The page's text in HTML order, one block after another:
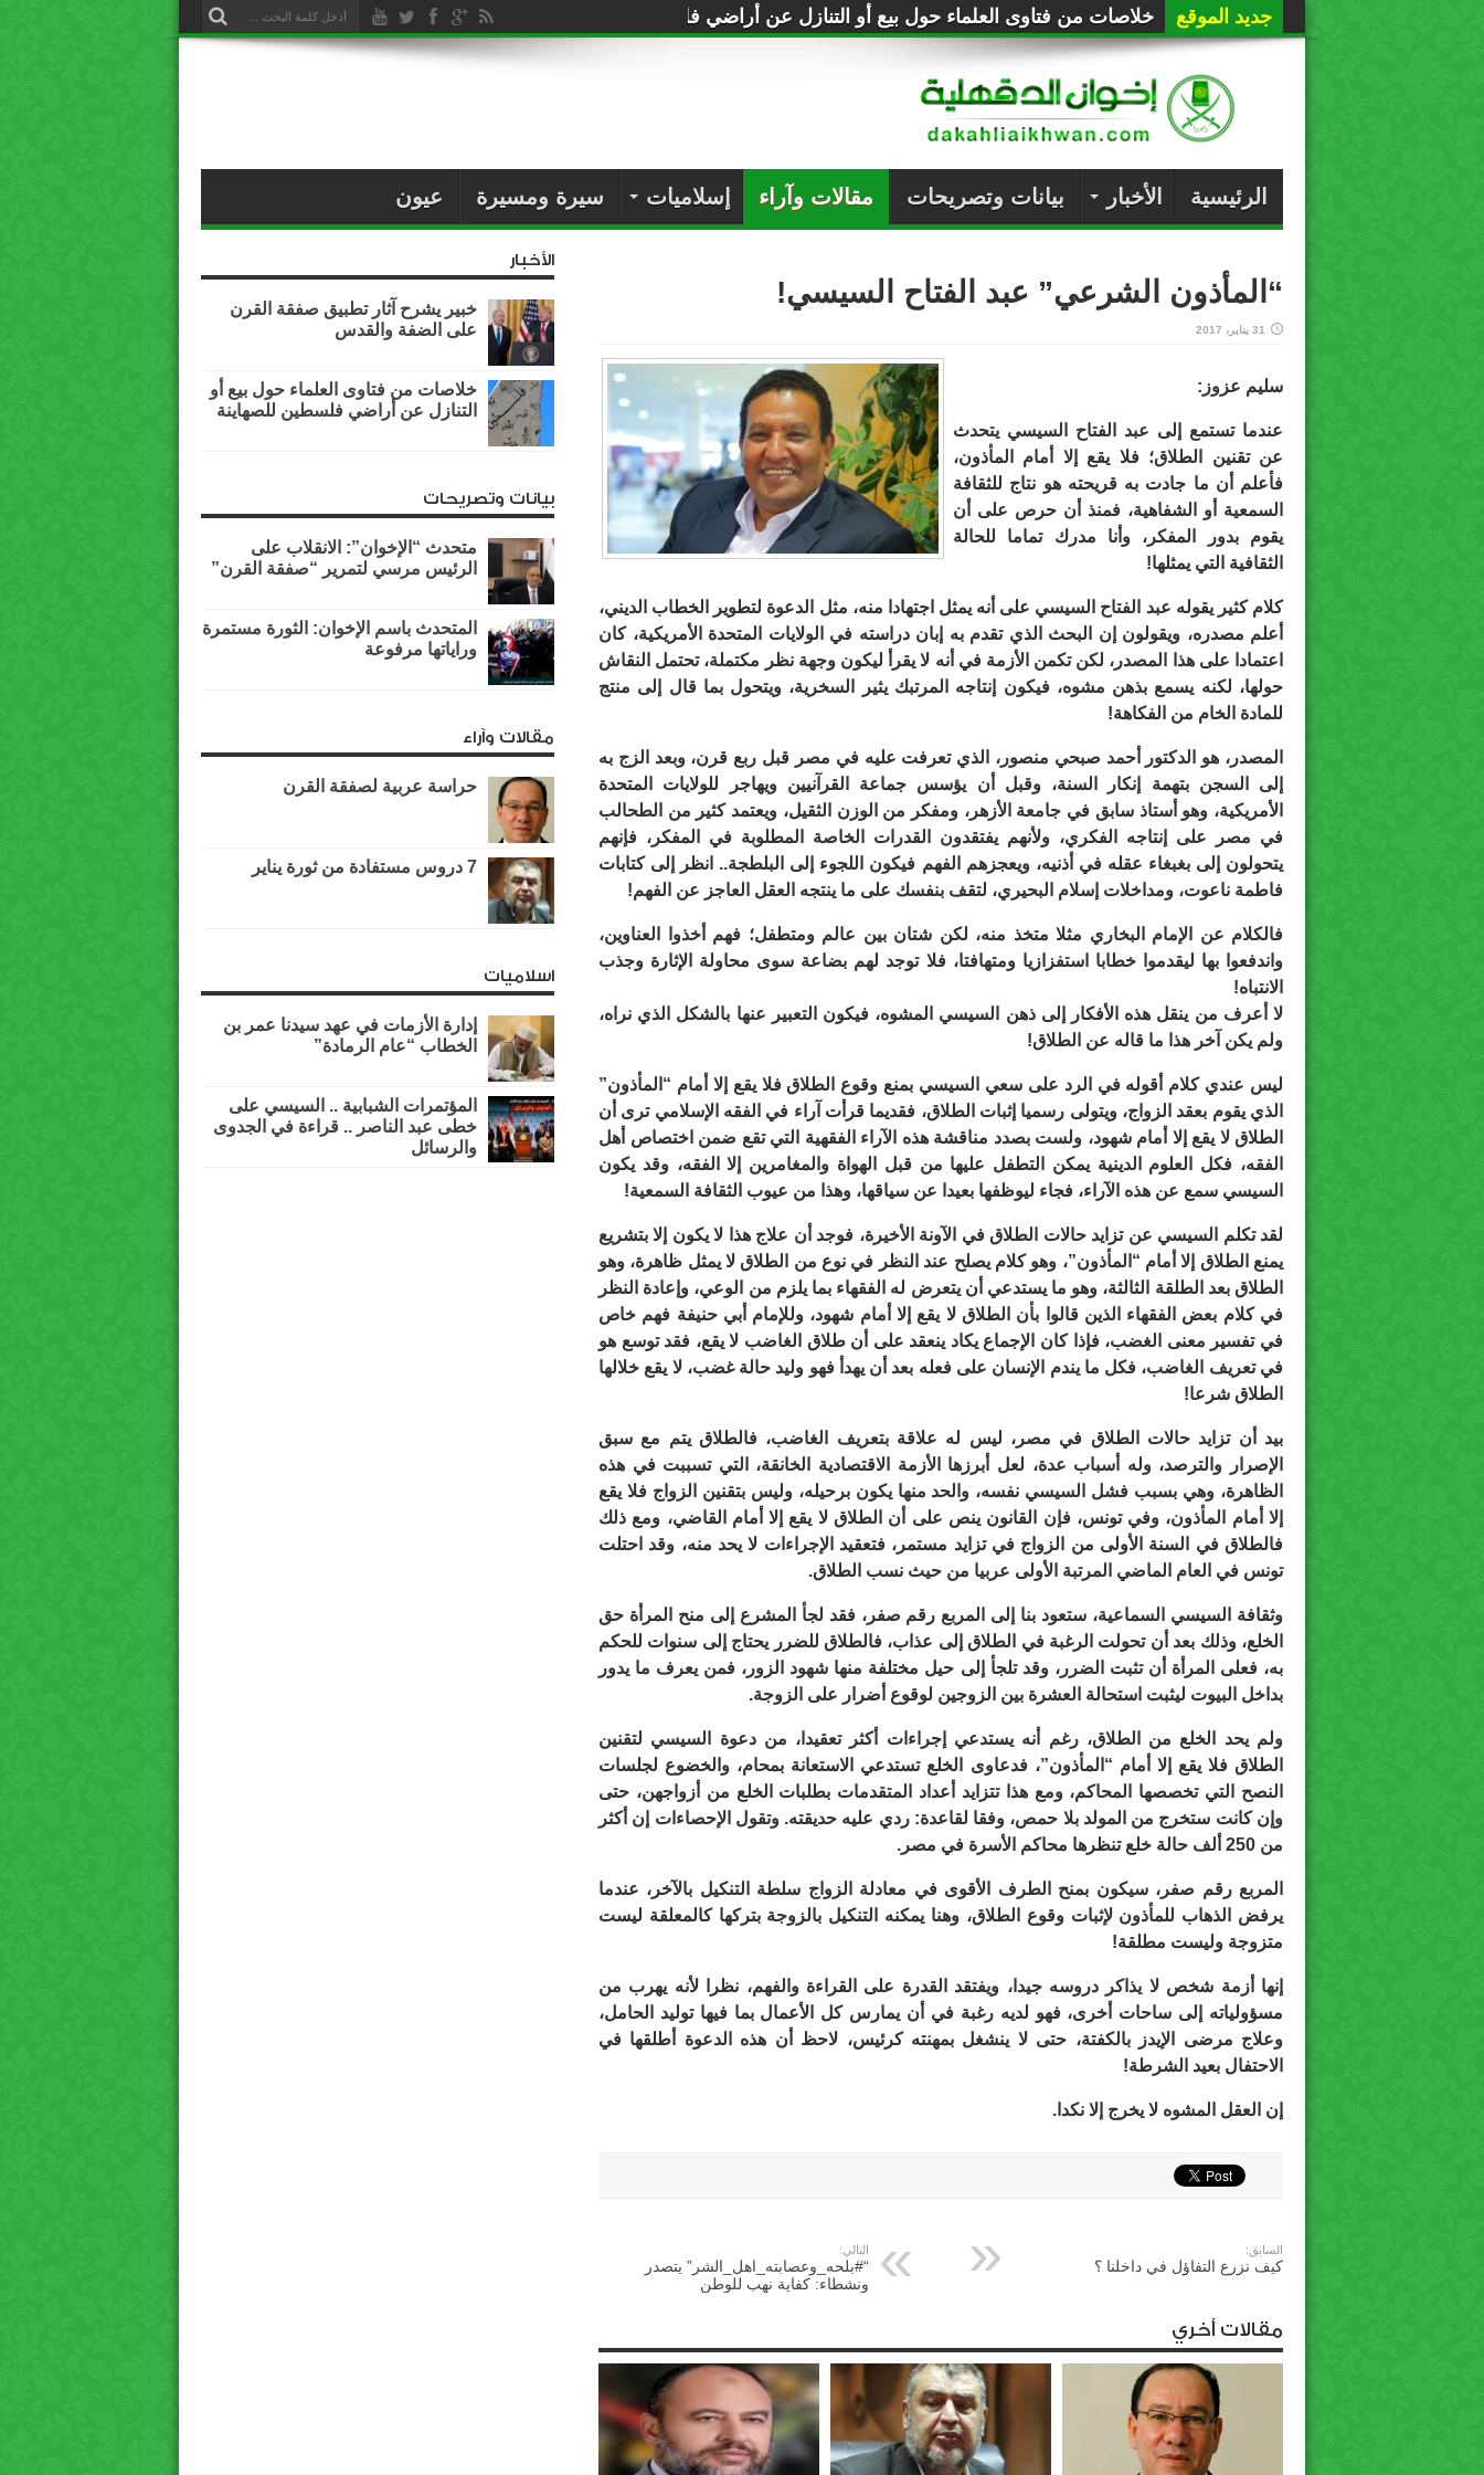
جديد الموقع خلاصات من فتاوى العلماء حول بيع أو التنازل عن أراضي فلسطين للصهاينة
الرئيسية الأخبار بيانات وتصريحات مقالات وآراء إسلاميات سيرة ومسيرة عيون
“المأذون الشرعي” عبد الفتاح السيسي!
31 يناير، 2017
سليم عزوز:
عندما تستمع إلى عبد الفتاح السيسي يتحدث
عن تقنين الطلاق؛ فلا يقع إلا أمام المأذون،
فأعلم أن ما جادت به قريحته هو نتاج للثقافة
السمعية أو الشفاهية، فمنذ أن حرص على أن
يقوم بدور المفكر، وأنا مدرك تماما للحالة
الثقافية التي يمثلها!
كلام كثير يقوله عبد الفتاح السيسي على أنه يمثل اجتهادا منه، مثل الدعوة لتطوير الخطاب الديني،
أعلم مصدره، ويقولون إن البحث الذي تقدم به إبان دراسته في الولايات المتحدة الأمريكية، كان
اعتمادا على هذا المصدر، لكن تكمن الأزمة في أنه لا يقرأ ليكون وجهة نظر مكتملة، تحتمل النقاش
حولها، لكنه يسمع بذهن مشوه، فيكون إنتاجه المرتبك يثير السخرية، ويتحول بما قال إلى منتج
للمادة الخام من الفكاهة!
المصدر، هو الدكتور أحمد صبحي منصور، الذي تعرفت عليه في مصر قبل ربع قرن، وبعد الزج به
إلى السجن بتهمة إنكار السنة، وقبل أن يؤسس جماعة القرآنيين ويهاجر للولايات المتحدة
الأمريكية، وهو أستاذ سابق في جامعة الأزهر، ومفكر من الوزن الثقيل، ويعتمد كثير من الطحالب
في مصر على إنتاجه الفكري، ولأنهم يفتقدون القدرات الخاصة المطلوبة في المفكر، فإنهم
يتحولون إلى بغبغاء عقله في أذنيه، ويعجزهم الفهم فيكون اللجوء إلى البلطجة.. انظر إلى كتابات
فاطمة ناعوت، ومداخلات إسلام البحيري، لتقف بنفسك على ما ينتجه العقل العاجز عن الفهم!
فالكلام عن الإمام البخاري مثلا متخذ منه، لكن شتان بين عالم ومتطفل؛ فهم أخذوا العناوين،
واندفعوا بها ليقدموا خطابا استفزازيا ومتهافتا، فلا توجد لهم بضاعة سوى محاولة الإثارة وجذب
الانتباه!
لا أعرف من ينقل هذه الأفكار إلى ذهن السيسي المشوه، فيكون التعبير عنها بالشكل الذي نراه،
ولم يكن آخر هذا ما قاله عن الطلاق!
ليس عندي كلام أقوله في الرد على سعي السيسي بمنع وقوع الطلاق فلا يقع إلا أمام “المأذون”
الذي يقوم بعقد الزواج، ويتولى رسميا إثبات الطلاق، فقديما قرأت آراء في الفقه الإسلامي ترى أن
الطلاق لا يقع إلا أمام شهود، ولست بصدد مناقشة هذه الآراء الفقهية التي تقع ضمن اختصاص أهل
الفقه، فكل العلوم الدينية يمكن التطفل عليها من قبل الهواة والمغامرين إلا الفقه، وقد يكون
السيسي سمع عن هذه الآراء، فجاء ليوظفها بعيدا عن سياقها، وهذا من عيوب الثقافة السمعية!
لقد تكلم السيسي عن تزايد حالات الطلاق في الآونة الأخيرة، فوجد أن علاج هذا لا يكون إلا بتشريع
يمنع الطلاق إلا أمام “المأذون”، وهو كلام يصلح عند النظر في نوع من الطلاق لا يمثل ظاهرة، وهو
الطلاق بعد الطلقة الثالثة، وهو ما يستدعي أن يتعرض له الفقهاء بما يلزم من الوعي، وإعادة النظر
في كلام بعض الفقهاء الذين قالوا بأن الطلاق لا يقع إلا أمام شهود، وللإمام أبي حنيفة فهم خاص
في تفسير معنى الغضب، فإذا كان الإجماع يكاد ينعقد على أن طلاق الغاضب لا يقع، فقد توسع هو
في تعريف الغاضب، فكل ما يندم الإنسان على فعله بعد أن يهدأ فهو وليد حالة غضب، لا يقع خلالها
الطلاق شرعا!
بيد أن تزايد حالات الطلاق في مصر، ليس له علاقة بتعريف الغاضب، فالطلاق يتم مع سبق
الإصرار والترصد، وله أسباب عدة، لعل أبرزها الأزمة الاقتصادية الخانقة، التي تسببت في هذه
الظاهرة، وهي بسبب فشل السيسي نفسه، والحد منها يكون برحيله، وليس بتقنين الزواج فلا يقع
إلا أمام المأذون، وفي تونس، فإن القانون ينص على أن الطلاق لا يقع إلا أمام القاضي، ومع ذلك
فالطلاق في السنة الأولى من الزواج في تزايد مستمر، فتعقيد الإجراءات لا يحد منه، وقد احتلت
تونس في العام الماضي المرتبة الأولى عربيا من حيث نسب الطلاق.
وثقافة السيسي السماعية، ستعود بنا إلى المربع رقم صفر، فقد لجأ المشرع إلى منح المرأة حق
الخلع، وذلك بعد أن تحولت الرغبة في الطلاق إلى عذاب، فالطلاق للضرر يحتاج إلى سنوات للحكم
به، فعلى المرأة أن تثبت الضرر، وقد تلجأ إلى حيل مختلفة منها شهود الزور، فمن يعرف ما يدور
بداخل البيوت ليثبت استحالة العشرة بين الزوجين لوقوع أضرار على الزوجة.
ولم يحد الخلع من الطلاق، رغم أنه يستدعي إجراءات أكثر تعقيدا، من دعوة السيسي لتقنين
الطلاق فلا يقع إلا أمام “المأذون”، فدعاوى الخلع تستدعي الاستعانة بمحام، والخضوع لجلسات
النصح التي تخصصها المحاكم، ومع هذا تتزايد أعداد المتقدمات بطلبات الخلع من أزواجهن، حتى
وإن كانت ستخرج من المولد بلا حمص، وفقا لقاعدة: ردي عليه حديقته. وتقول الإحصاءات إن أكثر
من 250 ألف حالة خلع تنظرها محاكم الأسرة في مصر.
المربع رقم صفر، سيكون بمنح الطرف الأقوى في معادلة الزواج سلطة التنكيل بالآخر، عندما
يرفض الذهاب للمأذون لإثبات وقوع الطلاق، وهنا يمكنه التنكيل بالزوجة بتركها كالمعلقة ليست
متزوجة وليست مطلقة!
إنها أزمة شخص لا يذاكر دروسه جيدا، ويفتقد القدرة على القراءة والفهم، نظرا لأنه يهرب من
مسؤولياته إلى ساحات أخرى، فهو لديه رغبة في أن يمارس كل الأعمال بما فيها توليد الحامل،
وعلاج مرضى الإيدز بالكفتة، حتى لا ينشغل بمهنته كرئيس، لاحظ أن هذه الدعوة أطلقها في
الاحتفال بعيد الشرطة!
إن العقل المشوه لا يخرج إلا نكدا.
السابق:
كيف نزرع التفاؤل في داخلنا ؟
التالي:
“#بلحه_وعصابته_اهل_الشر” يتصدر
ونشطاء: كفاية نهب للوطن
مقالات أخري
الأخبار
خبير يشرح آثار تطبيق صفقة القرن
على الضفة والقدس
خلاصات من فتاوى العلماء حول بيع أو
التنازل عن أراضي فلسطين للصهاينة
بيانات وتصريحات
متحدث “الإخوان”: الانقلاب على
الرئيس مرسي لتمرير “صفقة القرن”
المتحدث باسم الإخوان: الثورة مستمرة
وراياتها مرفوعة
مقالات وآراء
حراسة عربية لصفقة القرن
7 دروس مستفادة من ثورة يناير
اسلاميات
إدارة الأزمات في عهد سيدنا عمر بن
الخطاب “عام الرمادة”
المؤتمرات الشبابية .. السيسي على
خطى عبد الناصر .. قراءة في الجدوى
والرسائل